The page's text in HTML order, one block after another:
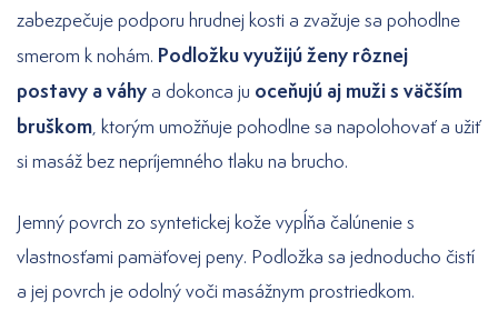
zabezpečuje podporu hrudnej kosti a zvažuje sa pohodlne
smerom k nohám. Podložku využijú ženy rôznej
postavy a váhy a dokonca ju oceňujú aj muži s väčším
bruškom, ktorým umožňuje pohodlne sa napolohovať a užiť
si masáž bez nepríjemného tlaku na brucho.
Jemný povrch zo syntetickej kože vypĺňa čalúnenie s
vlastnosťami pamäťovej peny. Podložka sa jednoducho čistí
a jej povrch je odolný voči masážnym prostriedkom.